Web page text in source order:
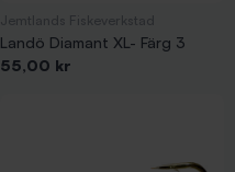
Landö Diamant XL- Färg 3
Pris
55,00 kr